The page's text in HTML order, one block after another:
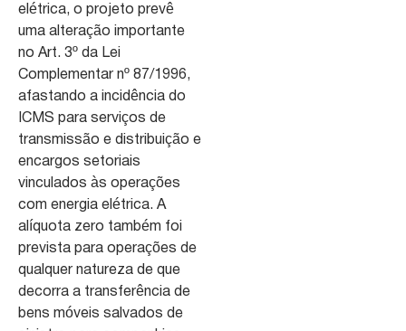
elétrica, o projeto prevê
uma alteração importante
no Art. 3º da Lei
Complementar nº 87/1996,
afastando a incidência do
ICMS para serviços de
transmissão e distribuição e
encargos setoriais
vinculados às operações
com energia elétrica. A
alíquota zero também foi
prevista para operações de
qualquer natureza de que
decorra a transferência de
bens móveis salvados de